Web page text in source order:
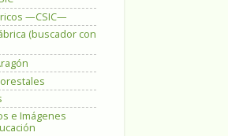
—CSIC—
(buscador con
e Imágenes